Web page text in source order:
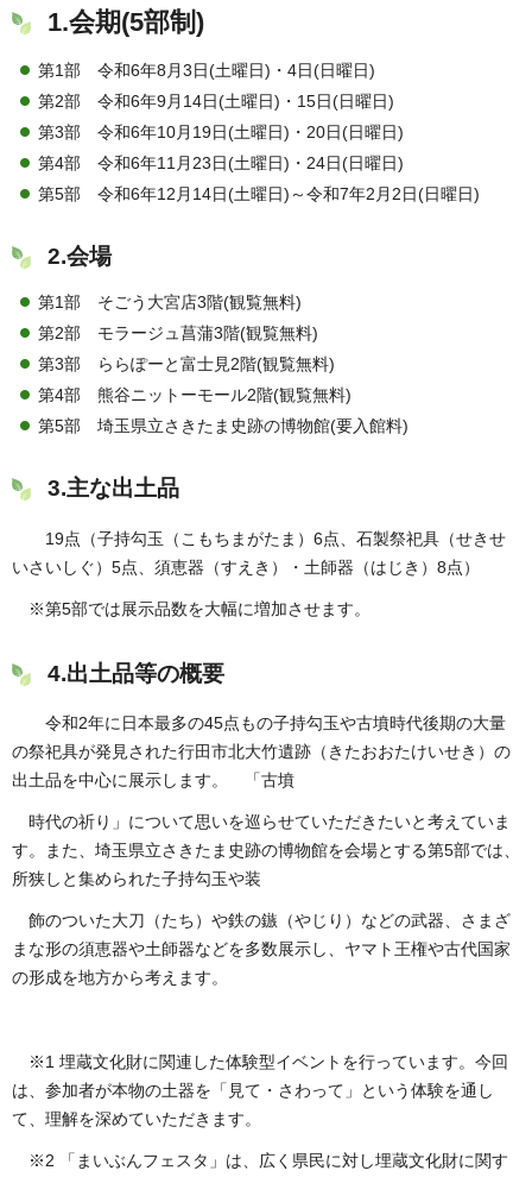
1.会期(5部制)
第1部 令和6年8月3日(土曜日)・4日(日曜日)
第2部 令和6年9月14日(土曜日)・15日(日曜日)
第3部 令和6年10月19日(土曜日)・20日(日曜日)
第4部 令和6年11月23日(土曜日)・24日(日曜日)
第5部 令和6年12月14日(土曜日)～令和7年2月2日(日曜日)
2.会場
第1部 そごう大宮店3階(観覧無料)
第2部 モラージュ菖蒲3階(観覧無料)
第3部 ららぽーと富士見2階(観覧無料)
第4部 熊谷ニットーモール2階(観覧無料)
第5部 埼玉県立さきたま史跡の博物館(要入館料)
3.主な出土品
19点（子持勾玉（こもちまがたま）6点、石製祭祀具（せきせ
いさいしぐ）5点、須恵器（すえき）・土師器（はじき）8点）
※第5部では展示品数を大幅に増加させます。
4.出土品等の概要
令和2年に日本最多の45点もの子持勾玉や古墳時代後期の大量
の祭祀具が発見された行田市北大竹遺跡（きたおおたけいせき）の
出土品を中心に展示します。 「古墳
時代の祈り」について思いを巡らせていただきたいと考えていま
す。また、埼玉県立さきたま史跡の博物館を会場とする第5部では、
所狭しと集められた子持勾玉や装
飾のついた大刀（たち）や鉄の鏃（やじり）などの武器、さまざ
まな形の須恵器や土師器などを多数展示し、ヤマト王権や古代国家
の形成を地方から考えます。
※1 埋蔵文化財に関連した体験型イベントを行っています。今回
は、参加者が本物の土器を「見て・さわって」という体験を通し
て、理解を深めていただきます。
※2 「まいぶんフェスタ」は、広く県民に対し埋蔵文化財に関す